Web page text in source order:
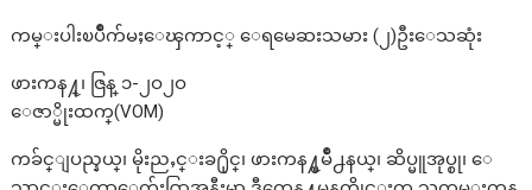
ကမ္းပါးၿပိဳက်မႈေၾကာင့္ ေရမေဆးသမား (၂)ဦးေသဆုံး
ဖားကန႔္၊ ဇြန္ ၁-၂ဝ၂ဝ
ေဇာ္မိုးထက္(VOM)
ကခ်င္ျပည္နယ္၊ မိုးညႇင္းခ႐ိုင္၊ ဖားကန႔္ၿမိဳ႕နယ္၊ ဆိပ္မူအုပ္စု၊ ေ